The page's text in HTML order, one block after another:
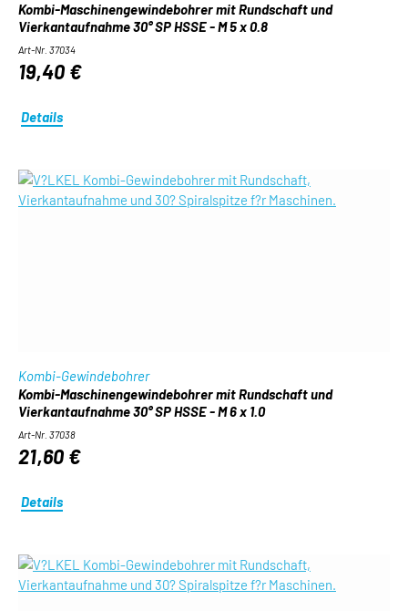
Kombi-Maschinengewindebohrer mit Rundschaft und
Vierkantaufnahme 30° SP HSSE - M 5 x 0.8
Art-Nr. 37034
19,40 €
Details
Kombi-Gewindebohrer
Kombi-Maschinengewindebohrer mit Rundschaft und
Vierkantaufnahme 30° SP HSSE - M 6 x 1.0
Art-Nr. 37038
21,60 €
Details